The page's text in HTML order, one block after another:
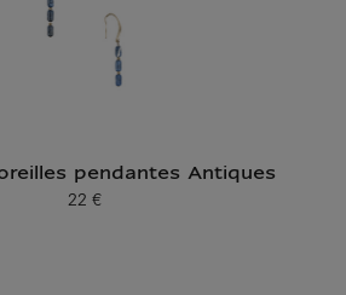
pendantes Antiques
Prix ​​actuel
22 €